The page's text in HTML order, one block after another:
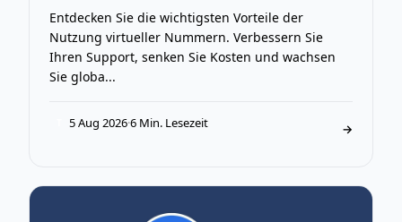
Entdecken Sie die wichtigsten Vorteile der
Nutzung virtueller Nummern. Verbessern Sie
Ihren Support, senken Sie Kosten und wachsen
Sie globa...
5 Aug 2026·6 Min. Lesezeit →